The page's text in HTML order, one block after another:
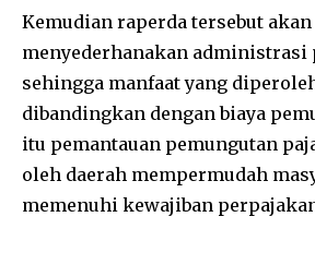
Kemudian raperda tersebut
menyederhanakan administrasi
sehingga manfaat yang
dibandingkan dengan biaya
itu pemantauan pemungutan
oleh daerah mempermudah
memenuhi kewajiban